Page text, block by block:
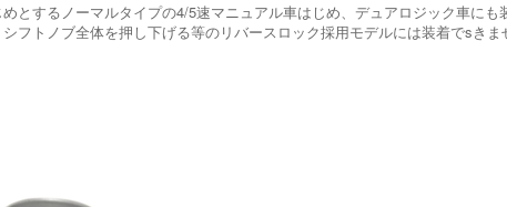
とするノーマルタイプの4/5速マニュアル車はじめ、デュアロジック車にも
フトノブ全体を押し下げる等のリバースロック採用モデルには装着でsき